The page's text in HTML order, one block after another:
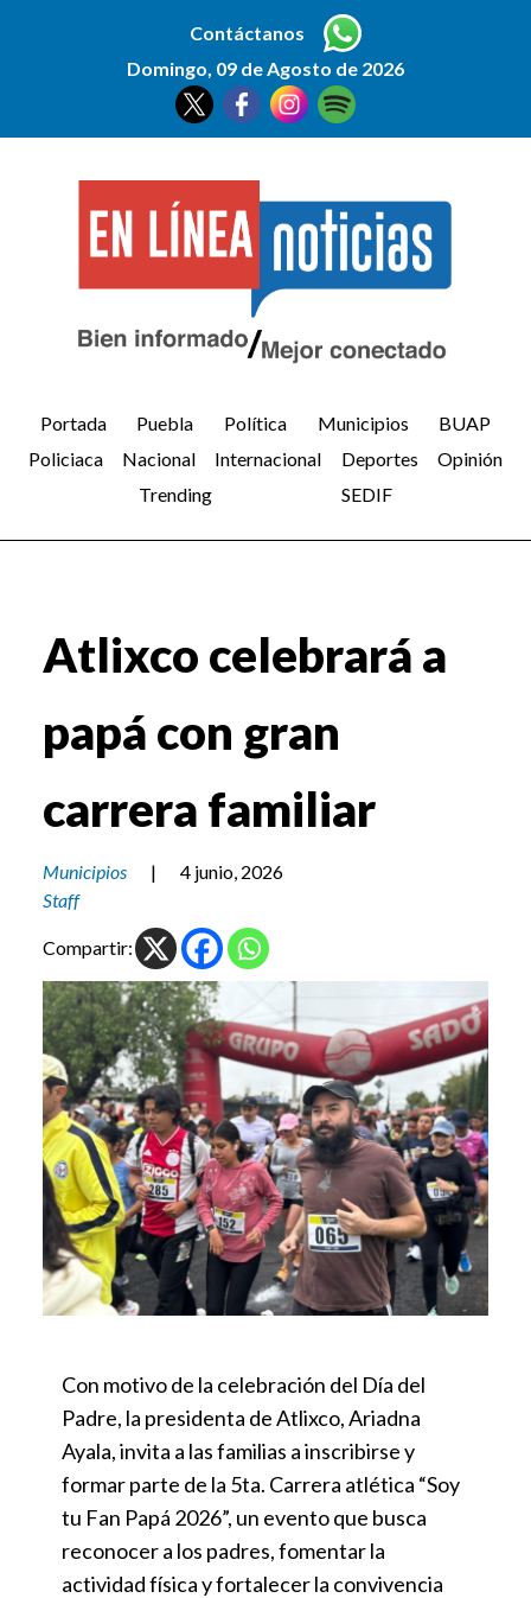
Contáctanos
Domingo, 09 de Agosto de 2026
Portada Puebla Política Municipios
BUAP
Policiaca
Nacional Internacional Deportes
Opinión
Trending
SEDIF
Atlixco celebrará a
papá con gran
carrera familiar
Municipios |
4 junio, 2026
Staff
Compartir:
Con motivo de la celebración del Día del
Padre, la presidenta de Atlixco, Ariadna
Ayala, invita a las familias a inscribirse y
formar parte de la 5ta. Carrera atlética “Soy
tu Fan Papá 2026”, un evento que busca
reconocer a los padres, fomentar la
actividad física y fortalecer la convivencia